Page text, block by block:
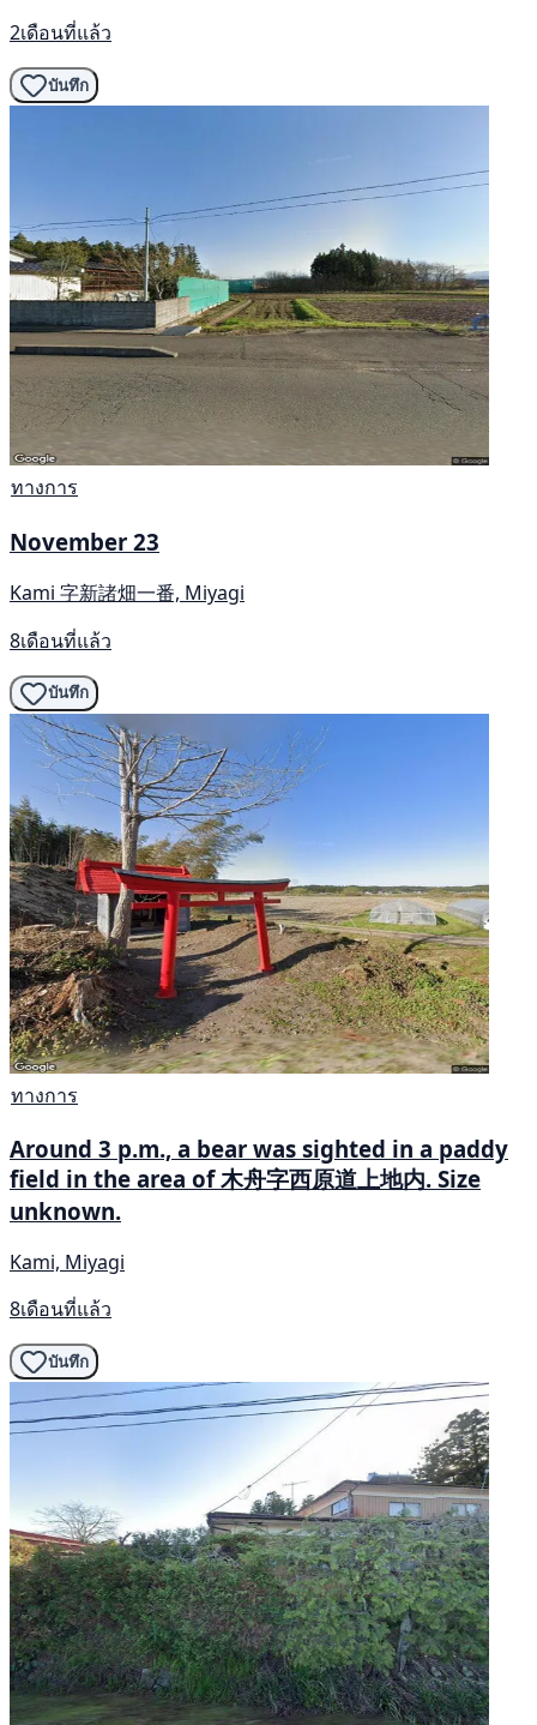
2เดือนที่แล้ว
บันทึก
ทางการ
November 23
Kami 字新諸畑一番, Miyagi
8เดือนที่แล้ว
บันทึก
ทางการ
Around 3 p.m., a bear was sighted in a paddy
field in the area of 木舟字西原道上地内. Size
unknown.
Kami, Miyagi
8เดือนที่แล้ว
บันทึก